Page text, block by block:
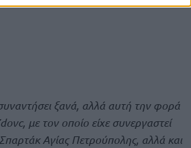
ξανά, αλλά αυτή την φορά
με τον οποίο είχε συνεργαστεί
Αγίας Πετρούπολης, αλλά και